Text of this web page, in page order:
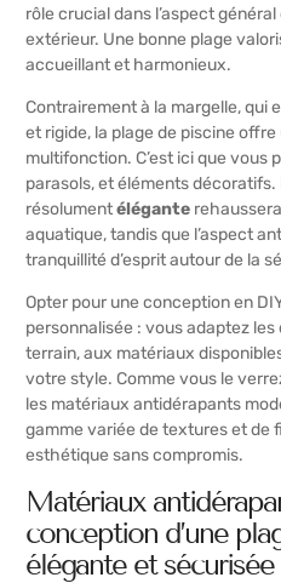
rôle crucial dans l’aspect
extérieur. Une bonne plage
accueillant et harmonieux.
Contrairement à la margelle, qui
et rigide, la plage de piscine
multifonction. C’est ici que vous
parasols, et éléments décoratifs.
résolumentélégante
aquatique, tandis que l’aspect
tranquillité d’esprit autour de la
Opter pour une conception en
personnalisée : vous adaptez
terrain, aux matériaux
votre style. Comme vous le
les matériaux antidérapants
gamme variée de textures et de
esthétique sans compromis.
Matériaux
conception d’une
élégante et sécurisée